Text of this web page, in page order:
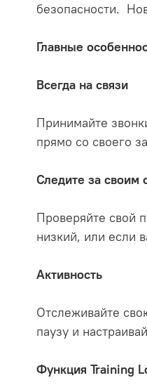
безопасности.
Главные
Всегда на связи
Принимайте
прямо со своего
Следите за своим
Проверяйте свой
низкий, или если
Активность
Отслеживайте
паузу и
Функция Training